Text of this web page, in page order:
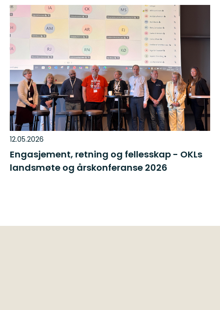
12.05.2026
Engasjement, retning og fellesskap - OKLs
landsmøte og årskonferanse 2026